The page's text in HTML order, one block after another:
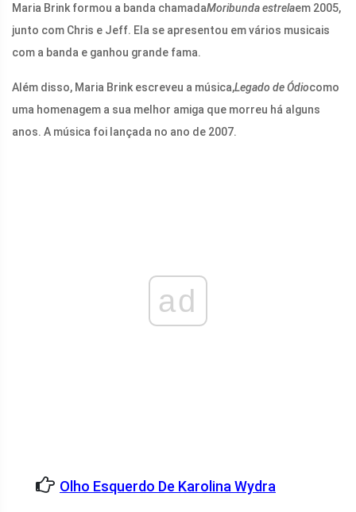
Maria Brink formou a banda chamadaMoribunda estrelaem 2005,
junto com Chris e Jeff. Ela se apresentou em vários musicais
com a banda e ganhou grande fama.
Além disso, Maria Brink escreveu a música,Legado de Ódiocomo
uma homenagem a sua melhor amiga que morreu há alguns
anos. A música foi lançada no ano de 2007.
ad
Olho Esquerdo De Karolina Wydra